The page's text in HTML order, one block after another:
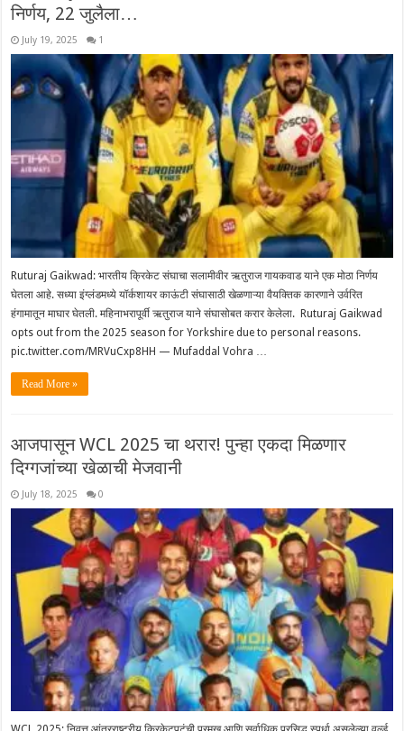
निर्णय, 22 जुलैला…
July 19, 2025 1
Ruturaj Gaikwad: भारतीय क्रिकेट संघाचा सलामीवीर ऋतुराज गायकवाड याने एक मोठा निर्णय
घेतला आहे. सध्या इंग्लंडमध्ये यॉर्कशायर काऊंटी संघासाठी खेळणाऱ्या वैयक्तिक कारणाने उर्वरित
हंगामातून माघार घेतली. महिनाभरापूर्वी ऋतुराज याने संघासोबत करार केलेला. Ruturaj Gaikwad
opts out from the 2025 season for Yorkshire due to personal reasons.
pic.twitter.com/MRVuCxp8HH — Mufaddal Vohra …
Read More »
आजपासून WCL 2025 चा थरार! पुन्हा एकदा मिळणार
दिग्गजांच्या खेळाची मेजवानी
July 18, 2025 0